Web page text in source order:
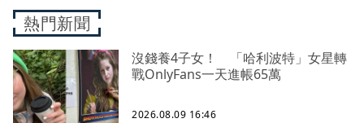
熱門新聞
沒錢養4子女！ 「哈利波特」女星轉
戰OnlyFans一天進帳65萬
2026.08.09 16:46